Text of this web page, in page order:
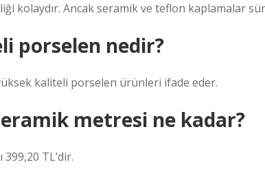
kolaydır. Ancak seramik ve teflon kaplamalar
porselen nedir?
kaliteli porselen ürünleri ifade eder.
metresi ne kadar?
TL’dir.